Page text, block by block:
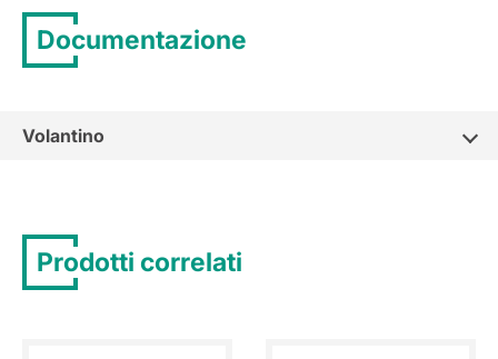
Documentazione
Volantino
Prodotti correlati